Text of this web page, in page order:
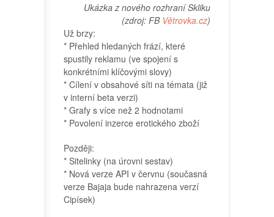
Ukázka z nového rozhraní Skliku
(zdroj: FB Větrovka.cz)
Už brzy:
* Přehled hledaných frází, které
spustily reklamu (ve spojení s
konkrétními klíčovými slovy)
* Cílení v obsahové síti na témata (již
v interní beta verzi)
* Grafy s více než 2 hodnotami
* Povolení inzerce erotického zboží
Později:
* Sitelinky (na úrovni sestav)
* Nová verze API v červnu (současná
verze Bajaja bude nahrazena verzí
Cipísek)